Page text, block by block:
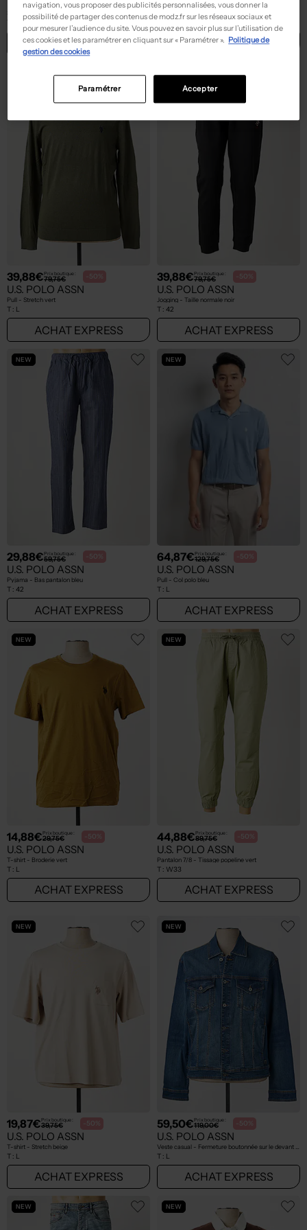
Sweat-shirt à capuche - Broderie vert
ACHAT EXPRESS
Veste casual - Resserrée sur le bas noir
ACHAT EXPRESS
39,88€Prix boutique :
79,75€ -50%
U.S. POLO ASSN
Pull - Stretch vert
T : L
ACHAT EXPRESS
39,88€Prix boutique :
79,75€ -50%
U.S. POLO ASSN
Jogging - Taille normale noir
T : 42
ACHAT EXPRESS
NEW
29,88€Prix boutique :
59,75€ -50%
U.S. POLO ASSN
Pyjama - Bas pantalon bleu
T : 42
ACHAT EXPRESS
NEW
64,87€Prix boutique :
129,75€ -50%
U.S. POLO ASSN
Pull - Col polo bleu
T : L
ACHAT EXPRESS
NEW
14,88€Prix boutique :
29,75€ -50%
U.S. POLO ASSN
T-shirt - Broderie vert
T : L
ACHAT EXPRESS
NEW
44,88€Prix boutique :
89,75€ -50%
U.S. POLO ASSN
Pantalon 7/8 - Tissage popeline vert
T : W33
ACHAT EXPRESS
NEW
19,87€Prix boutique :
39,75€ -50%
U.S. POLO ASSN
T-shirt - Stretch beige
T : L
ACHAT EXPRESS
NEW
59,50€Prix boutique :
119,00€ -50%
U.S. POLO ASSN
T : L
ACHAT EXPRESS
NEW NEW
navigation, vous proposer des publicités personnalisées, vous donner la
possibilité de partager des contenus de modz.fr sur les réseaux sociaux et
pour mesurer l’audience du site. Vous pouvez en savoir plus sur l’utilisation de
ces cookies et les paramétrer en cliquant sur « Paramétrer ». Politique de
gestion des cookies
Accepter
Paramétrer